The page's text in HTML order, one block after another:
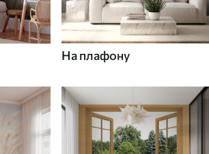
На плафону